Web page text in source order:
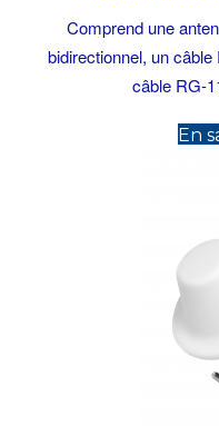
Comprend une
bidirectionnel, un
câble RG-
En